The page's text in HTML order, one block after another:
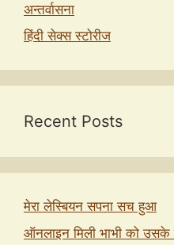
अन्तर्वासना
हिंदी सेक्स स्टोरीज
Recent Posts
मेरा लेस्बियन सपना सच हुआ
ऑनलाइन मिली भाभी को उसके